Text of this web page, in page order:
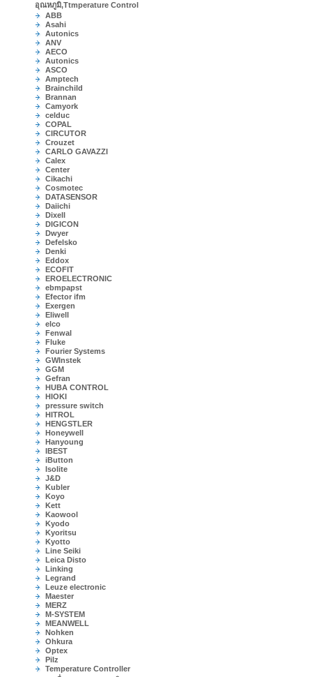
อุณหภูมิ,Ttmperature Control
ABB
Asahi
Autonics
ANV
AECO
Autonics
ASCO
Amptech
Brainchild
Brannan
Camyork
celduc
COPAL
CIRCUTOR
Crouzet
CARLO GAVAZZI
Calex
Center
Cikachi
Cosmotec
DATASENSOR
Daiichi
Dixell
DIGICON
Dwyer
Defelsko
Denki
Eddox
ECOFIT
EROELECTRONIC
ebmpapst
Efector ifm
Exergen
Eliwell
elco
Fenwal
Fluke
Fourier Systems
GWInstek
GGM
Gefran
HUBA CONTROL
HIOKI
pressure switch
HITROL
HENGSTLER
Honeywell
Hanyoung
IBEST
iButton
Isolite
J&D
Kubler
Koyo
Kett
Kaowool
Kyodo
Kyoritsu
Kyotto
Line Seiki
Leica Disto
Linking
Legrand
Leuze electronic
Maester
MERZ
M-SYSTEM
MEANWELL
Nohken
Ohkura
Optex
Pilz
Temperature Controller